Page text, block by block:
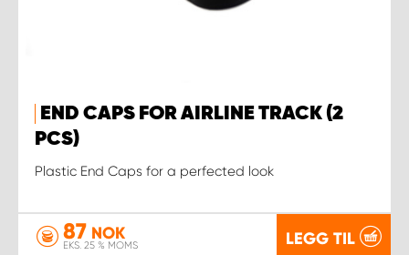
END CAPS FOR AIRLINE TRACK (2
PCS)
Plastic End Caps for a perfected look
87 NOK
EKS. 25 % MOMS LEGG TIL